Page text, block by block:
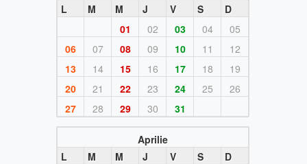
L
M M J V S
D
01
02 03 04
05
06
07 08 09 10 11
12
13
14 15 16 17 18
19
20
21 22 23 24 25
26
27
28 29 30 31
Aprilie
L
M M J V S
D